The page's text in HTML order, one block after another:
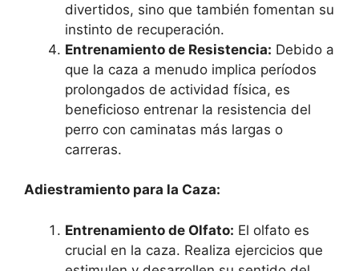
divertidos, sino que también fomentan su
instinto de recuperación.
Entrenamiento de Resistencia: Debido a
que la caza a menudo implica períodos
prolongados de actividad física, es
beneficioso entrenar la resistencia del
perro con caminatas más largas o
carreras.
Adiestramiento para la Caza:
Entrenamiento de Olfato: El olfato es
crucial en la caza. Realiza ejercicios que